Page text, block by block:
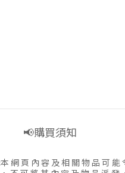
📢購買須知
本 網 頁 內 容 及 相 關 物 品 可 能